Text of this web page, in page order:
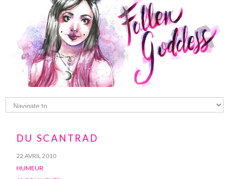
DU SCANTRAD
22 AVRIL 2010
HUMEUR